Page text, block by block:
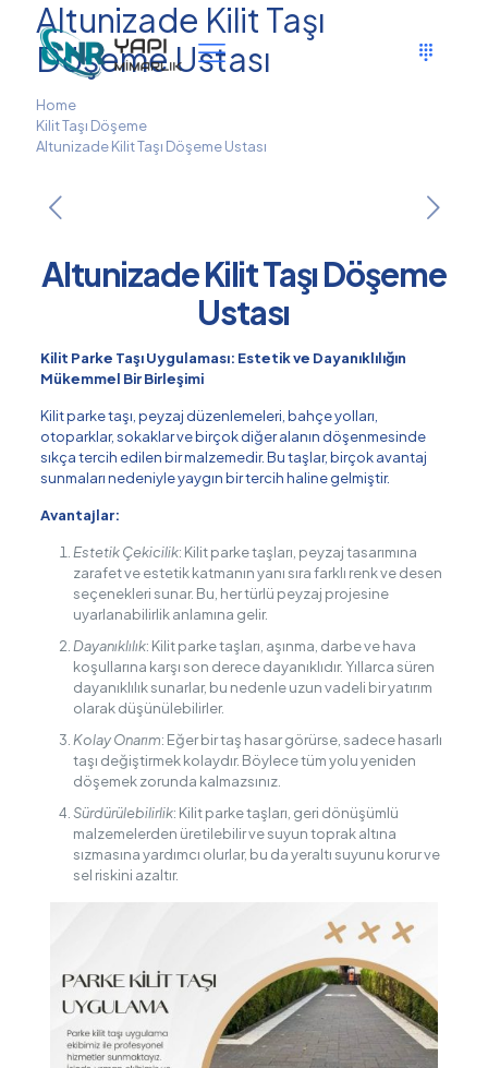
Altunizade Kilit Taşı
Döşeme Ustası
Home
Kilit Taşı Döşeme
Altunizade Kilit Taşı Döşeme Ustası
Altunizade Kilit Taşı Döşeme
Ustası
Kilit Parke Taşı Uygulaması: Estetik ve Dayanıklılığın
Mükemmel Bir Birleşimi
Kilit parke taşı, peyzaj düzenlemeleri, bahçe yolları,
otoparklar, sokaklar ve birçok diğer alanın döşenmesinde
sıkça tercih edilen bir malzemedir. Bu taşlar, birçok avantaj
sunmaları nedeniyle yaygın bir tercih haline gelmiştir.
Avantajlar:
Estetik Çekicilik: Kilit parke taşları, peyzaj tasarımına
zarafet ve estetik katmanın yanı sıra farklı renk ve desen
seçenekleri sunar. Bu, her türlü peyzaj projesine
uyarlanabilirlik anlamına gelir.
Dayanıklılık: Kilit parke taşları, aşınma, darbe ve hava
koşullarına karşı son derece dayanıklıdır. Yıllarca süren
dayanıklılık sunarlar, bu nedenle uzun vadeli bir yatırım
olarak düşünülebilirler.
Kolay Onarım: Eğer bir taş hasar görürse, sadece hasarlı
taşı değiştirmek kolaydır. Böylece tüm yolu yeniden
döşemek zorunda kalmazsınız.
Sürdürülebilirlik: Kilit parke taşları, geri dönüşümlü
malzemelerden üretilebilir ve suyun toprak altına
sızmasına yardımcı olurlar, bu da yeraltı suyunu korur ve
sel riskini azaltır.